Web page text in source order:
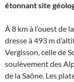
étonnant site
À 8 km à l’ouest de
dresse à 493 m
Vergisson, celle de
soulèvement des
de la Saône. Les